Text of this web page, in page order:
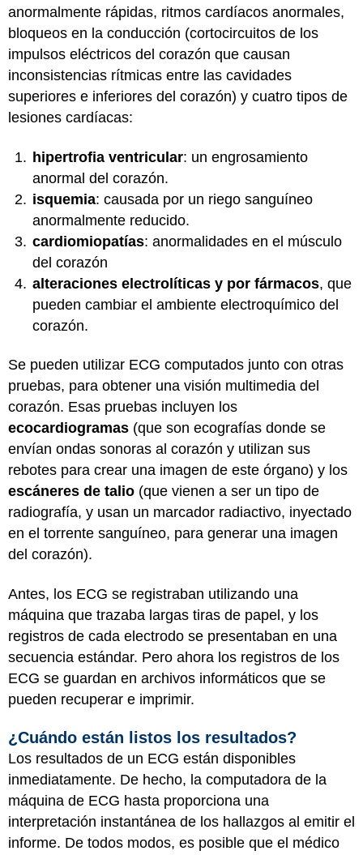
anormalmente rápidas, ritmos cardíacos anormales,
bloqueos en la conducción (cortocircuitos de los
impulsos eléctricos del corazón que causan
inconsistencias rítmicas entre las cavidades
superiores e inferiores del corazón) y cuatro tipos de
lesiones cardíacas:
hipertrofia ventricular: un engrosamiento
anormal del corazón.
isquemia: causada por un riego sanguíneo
anormalmente reducido.
cardiomiopatías: anormalidades en el músculo
del corazón
alteraciones electrolíticas y por fármacos, que
pueden cambiar el ambiente electroquímico del
corazón.
Se pueden utilizar ECG computados junto con otras
pruebas, para obtener una visión multimedia del
corazón. Esas pruebas incluyen los
ecocardiogramas (que son ecografías donde se
envían ondas sonoras al corazón y utilizan sus
rebotes para crear una imagen de este órgano) y los
escáneres de talio (que vienen a ser un tipo de
radiografía, y usan un marcador radiactivo, inyectado
en el torrente sanguíneo, para generar una imagen
del corazón).
Antes, los ECG se registraban utilizando una
máquina que trazaba largas tiras de papel, y los
registros de cada electrodo se presentaban en una
secuencia estándar. Pero ahora los registros de los
ECG se guardan en archivos informáticos que se
pueden recuperar e imprimir.
¿Cuándo están listos los resultados?
Los resultados de un ECG están disponibles
inmediatamente. De hecho, la computadora de la
máquina de ECG hasta proporciona una
interpretación instantánea de los hallazgos al emitir el
informe. De todos modos, es posible que el médico